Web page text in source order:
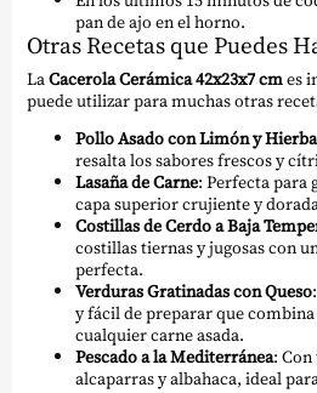
pan de ajo en el horno.
Otras Recetas que Puedes
LaCacerola Cerámica 42x23x7 cmes
puede utilizar para muchas otras
Pollo Asado con Limón y
resalta los sabores frescos y
Lasaña de Carne: Perfecta para
capa superior crujiente y
Costillas de Cerdo a Baja
costillas tiernas y jugosas con
perfecta.
Verduras Gratinadas con Queso
y fácil de preparar que
cualquier carne asada.
Pescado a la Mediterránea:
alcaparras y albahaca, ideal